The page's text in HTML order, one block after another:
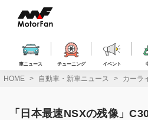
ス
車ニュース チューニング イベント
HOME 自動車・新車ニュース カーラ
「日本最速NSXの残像」